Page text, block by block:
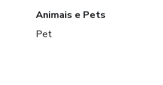
Animais e Pets
Pet